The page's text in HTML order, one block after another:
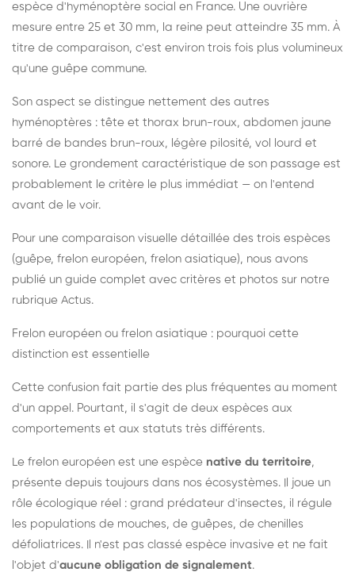
espèce d'hyménoptère social en France. Une ouvrière
mesure entre 25 et 30 mm, la reine peut atteindre 35 mm. À
titre de comparaison, c'est environ trois fois plus volumineux
qu'une guêpe commune.
Son aspect se distingue nettement des autres
hyménoptères : tête et thorax brun-roux, abdomen jaune
barré de bandes brun-roux, légère pilosité, vol lourd et
sonore. Le grondement caractéristique de son passage est
probablement le critère le plus immédiat — on l'entend
avant de le voir.
Pour une comparaison visuelle détaillée des trois espèces
(guêpe, frelon européen, frelon asiatique), nous avons
publié un guide complet avec critères et photos sur notre
rubrique Actus.
Frelon européen ou frelon asiatique : pourquoi cette
distinction est essentielle
Cette confusion fait partie des plus fréquentes au moment
d'un appel. Pourtant, il s'agit de deux espèces aux
comportements et aux statuts très différents.
Le frelon européen est une espèce native du territoire,
présente depuis toujours dans nos écosystèmes. Il joue un
rôle écologique réel : grand prédateur d'insectes, il régule
les populations de mouches, de guêpes, de chenilles
défoliatrices. Il n'est pas classé espèce invasive et ne fait
l'objet d'aucune obligation de signalement.